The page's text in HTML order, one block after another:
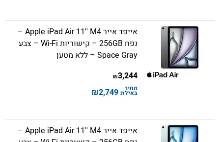
אייפד אייר Apple iPad Air 11'' M4 –
נפח 256GB – קישוריות Wi-Fi – צבע
Space Gray – ללא מטען
3,244
₪
מחיר
באילת:2,749
₪
אייפד אייר Apple iPad Air 11'' M4 –